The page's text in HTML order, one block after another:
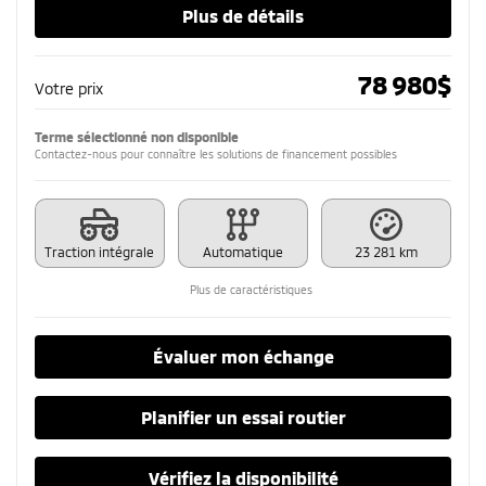
Plus de détails
Votre prix 78 980$
Terme sélectionné non disponible
Contactez-nous pour connaître les solutions de financement possibles
Traction intégrale Automatique 23 281 km
Plus de caractéristiques
Évaluer mon échange
Planifier un essai routier
Vérifiez la disponibilité